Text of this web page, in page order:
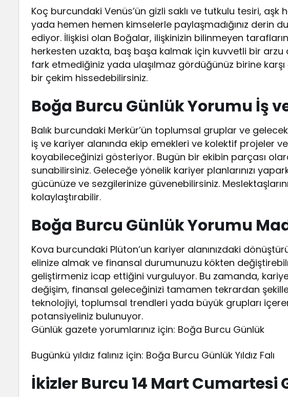
Koç burcundaki Venüs’ün gizli saklı ve tutkulu tesiri, aşk
yada hemen hemen kimselerle paylaşmadığınız derin
ediyor. İlişkisi olan Boğalar, ilişkinizin bilinmeyen
herkesten uzakta, baş başa kalmak için kuvvetli bir arzu
fark etmediğiniz yada ulaşılmaz gördüğünüz birine karşı
bir çekim hissedebilirsiniz.
Boğa Burcu Günlük Yorumu İş
Balık burcundaki Merkür’ün toplumsal gruplar ve
iş ve kariyer alanında ekip emekleri ve kolektif projeler
koyabileceğinizi gösteriyor. Bugün bir ekibin parçası
sunabilirsiniz. Geleceğe yönelik kariyer planlarınızı
gücünüze ve sezgilerinize güvenebilirsiniz.
kolaylaştırabilir.
Boğa Burcu Günlük Yorumu
Kova burcundaki Plüton’un kariyer alanınızdaki
elinize almak ve finansal durumunuzu kökten
geliştirmeniz icap ettiğini vurguluyor. Bu zamanda,
değişim, finansal geleceğinizi tamamen tekrardan
teknolojiyi, toplumsal trendleri yada büyük grupları
potansiyeliniz bulunuyor.
Günlük gazete yorumlarınız için: Boğa Burcu Günlük
Bugünkü yıldız falınız için: Boğa Burcu Günlük Yıldız Falı
İkizler Burcu 14 Mart Cumartesi